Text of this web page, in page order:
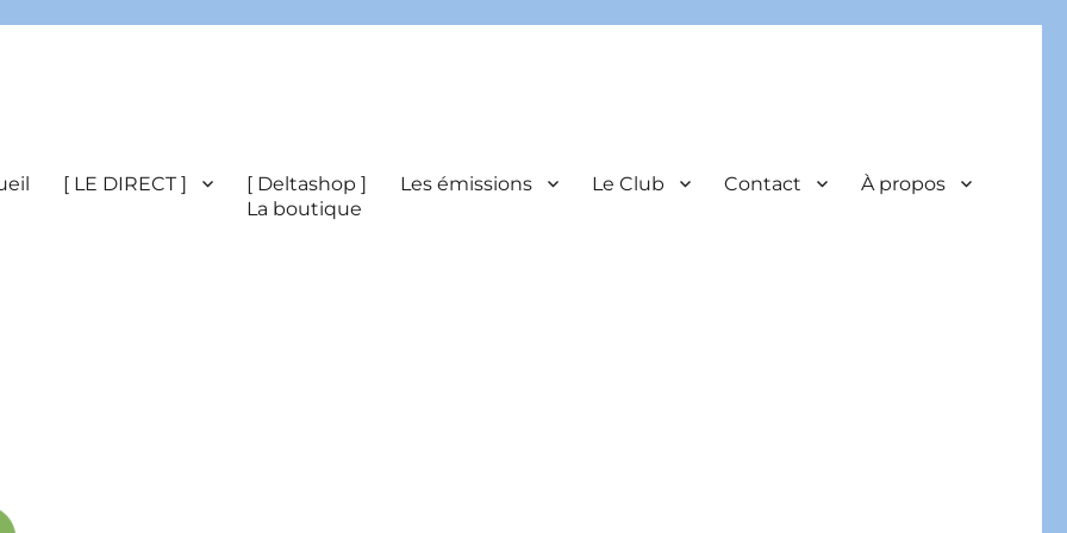
[ LE DIRECT ]
[ Deltashop ]
La boutique
Les émissions Le Club Contact À propos